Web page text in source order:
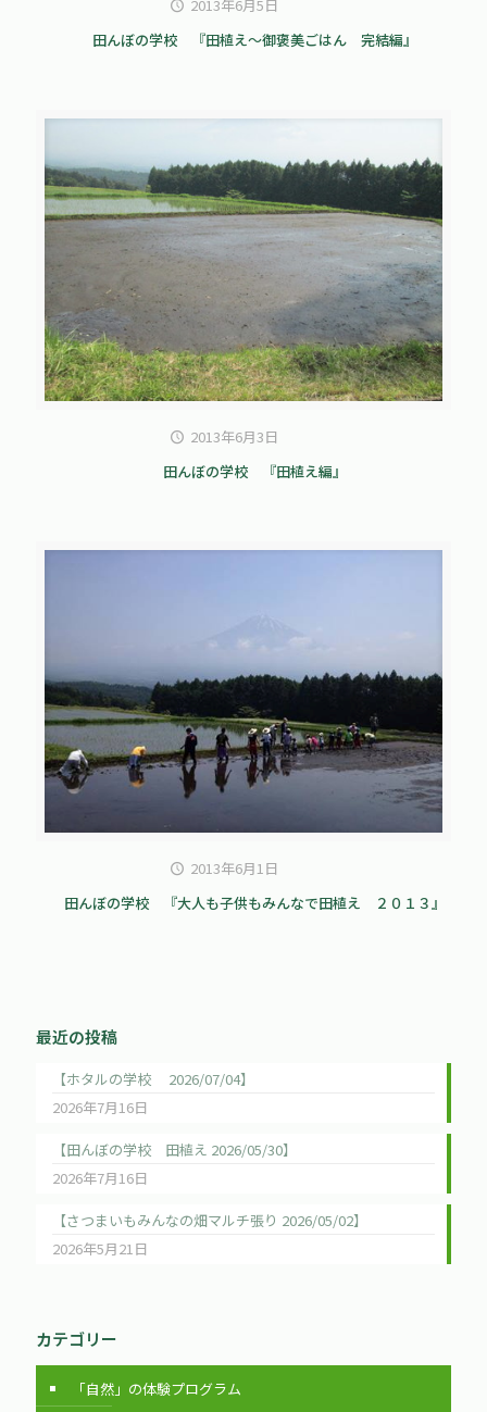
2013年6月5日
田んぼの学校 『田植え～御褒美ごはん 完結編』
2013年6月3日
田んぼの学校 『田植え編』
2013年6月1日
田んぼの学校 『大人も子供もみんなで田植え ２０１３』
最近の投稿
【ホタルの学校 2026/07/04】
2026年7月16日
【田んぼの学校 田植え 2026/05/30】
2026年7月16日
【さつまいもみんなの畑マルチ張り 2026/05/02】
2026年5月21日
カテゴリー
「自然」の体験プログラム